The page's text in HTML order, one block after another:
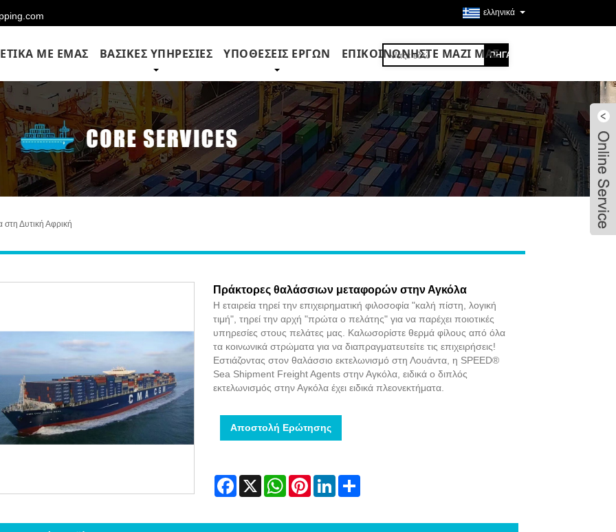
ελληνικά
ΜΕ ΕΜΆΣ ΒΑΣΙΚΈΣ ΥΠΗΡΕΣΊΕΣ ΥΠΟΘΈΣΕΙΣ ΈΡΓΩΝ ΕΠΙΚΟΙΝΩΝΉΣΤΕ ΜΑΖΊ ΜΑΣ
στη Δυτική Αφρική
Πράκτορες θαλάσσιων μεταφορών στην Αγκόλα
Η εταιρεία τηρεί την επιχειρηματική φιλοσοφία "καλή πίστη, λογική
τιμή", τηρεί την αρχή "πρώτα ο πελάτης" για να παρέχει ποιοτικές
υπηρεσίες στους πελάτες μας. Καλωσορίστε θερμά φίλους από όλα
τα κοινωνικά στρώματα για να διαπραγματευτείτε τις επιχειρήσεις!
Εστιάζοντας στον θαλάσσιο εκτελωνισμό στη Λουάντα, η SPEED®
Sea Shipment Freight Agents στην Αγκόλα, ειδικά ο διπλός
εκτελωνισμός στην Αγκόλα έχει ειδικά πλεονεκτήματα.
Αποστολή Ερώτησης
Facebook
X WhatsAppPinterestLinkedInShare